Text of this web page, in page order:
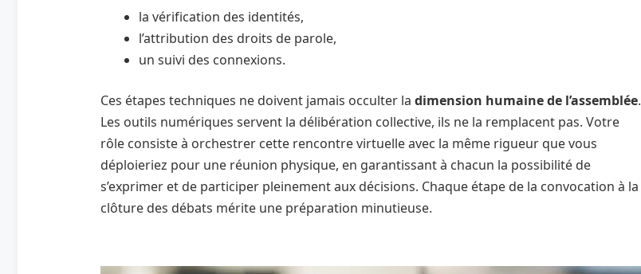
la vérification des identités,
l’attribution des droits de parole,
un suivi des connexions.
Ces étapes techniques ne doivent jamais occulter la dimension humaine de l’assemblée.
Les outils numériques servent la délibération collective, ils ne la remplacent pas. Votre
rôle consiste à orchestrer cette rencontre virtuelle avec la même rigueur que vous
déploieriez pour une réunion physique, en garantissant à chacun la possibilité de
s’exprimer et de participer pleinement aux décisions. Chaque étape de la convocation à la
clôture des débats mérite une préparation minutieuse.